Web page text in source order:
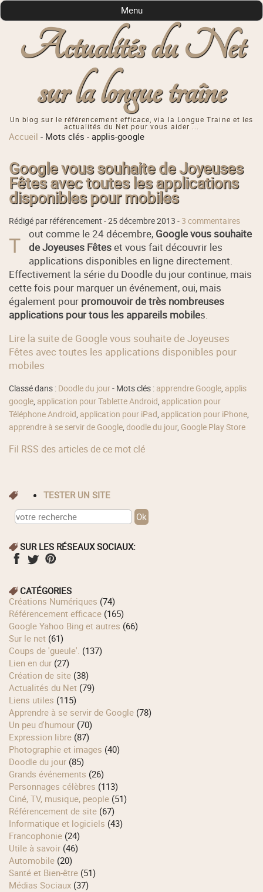
Actualités du Net
sur la longue traîne
Un blog sur le référencement efficace, via la Longue Traine et les
actualités du Net pour vous aider ...
Menu
Accueil - Mots clés -applis-google
Google vous souhaite de Joyeuses
Fêtes avec toutes les applications
disponibles pour mobiles
Rédigé par référencement -25 décembre 2013 - 3 commentaires
T out comme le 24 décembre, Google vous souhaite
de Joyeuses Fêteset vous fait découvrir les
applications disponibles en ligne directement.
Effectivement la série du Doodle du jour continue, mais
cette fois pour marquer un événement, oui, mais
également pour promouvoir de très nombreuses
applications pour tous les appareils mobiles.
Lire la suite de Google vous souhaite de Joyeuses
Fêtes avec toutes les applications disponibles pour
mobiles
Classé dans : Doodle du jour- Mots clés : apprendre Google, applis
google, application pour Tablette Android, application pour
Téléphone Android, application pour iPad, application pour iPhone,
apprendre à se servir de Google,doodle du jour, Google Play Store
Fil RSS des articles de ce mot clé
TESTER UN SITE
SUR LES RÉSEAUX SOCIAUX:
CATÉGORIES
Créations Numériques (74)
Référencement efficace (165)
Google Yahoo Bing et autres (66)
Sur le net (61)
Coups de 'gueule'. (137)
Lien en dur (27)
Création de site (38)
Actualités du Net (79)
Liens utiles (115)
Apprendre à se servir de Google (78)
Un peu d'humour (70)
Expression libre (87)
Photographie et images (40)
Doodle du jour (85)
Grands événements (26)
Personnages célèbres (113)
Ciné, TV, musique, people (51)
Référencement de site (67)
Informatique et logiciels (43)
Francophonie (24)
Utile à savoir (46)
Automobile (20)
Santé et Bien-être (51)
Médias Sociaux (37)